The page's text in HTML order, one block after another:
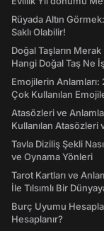
Rüyada Altın
Saklı Olabilir!
Doğal Taşların
Hangi Doğal Taş Ne
Emojilerin
Çok Kullanılan
Atasözleri ve
Kullanılan Atasözleri
Tavla Diziliş Şekli
ve Oynama Yönleri
Tarot Kartları ve
İle Tılsımlı Bir
Burç Uyumu
Hesaplanır?